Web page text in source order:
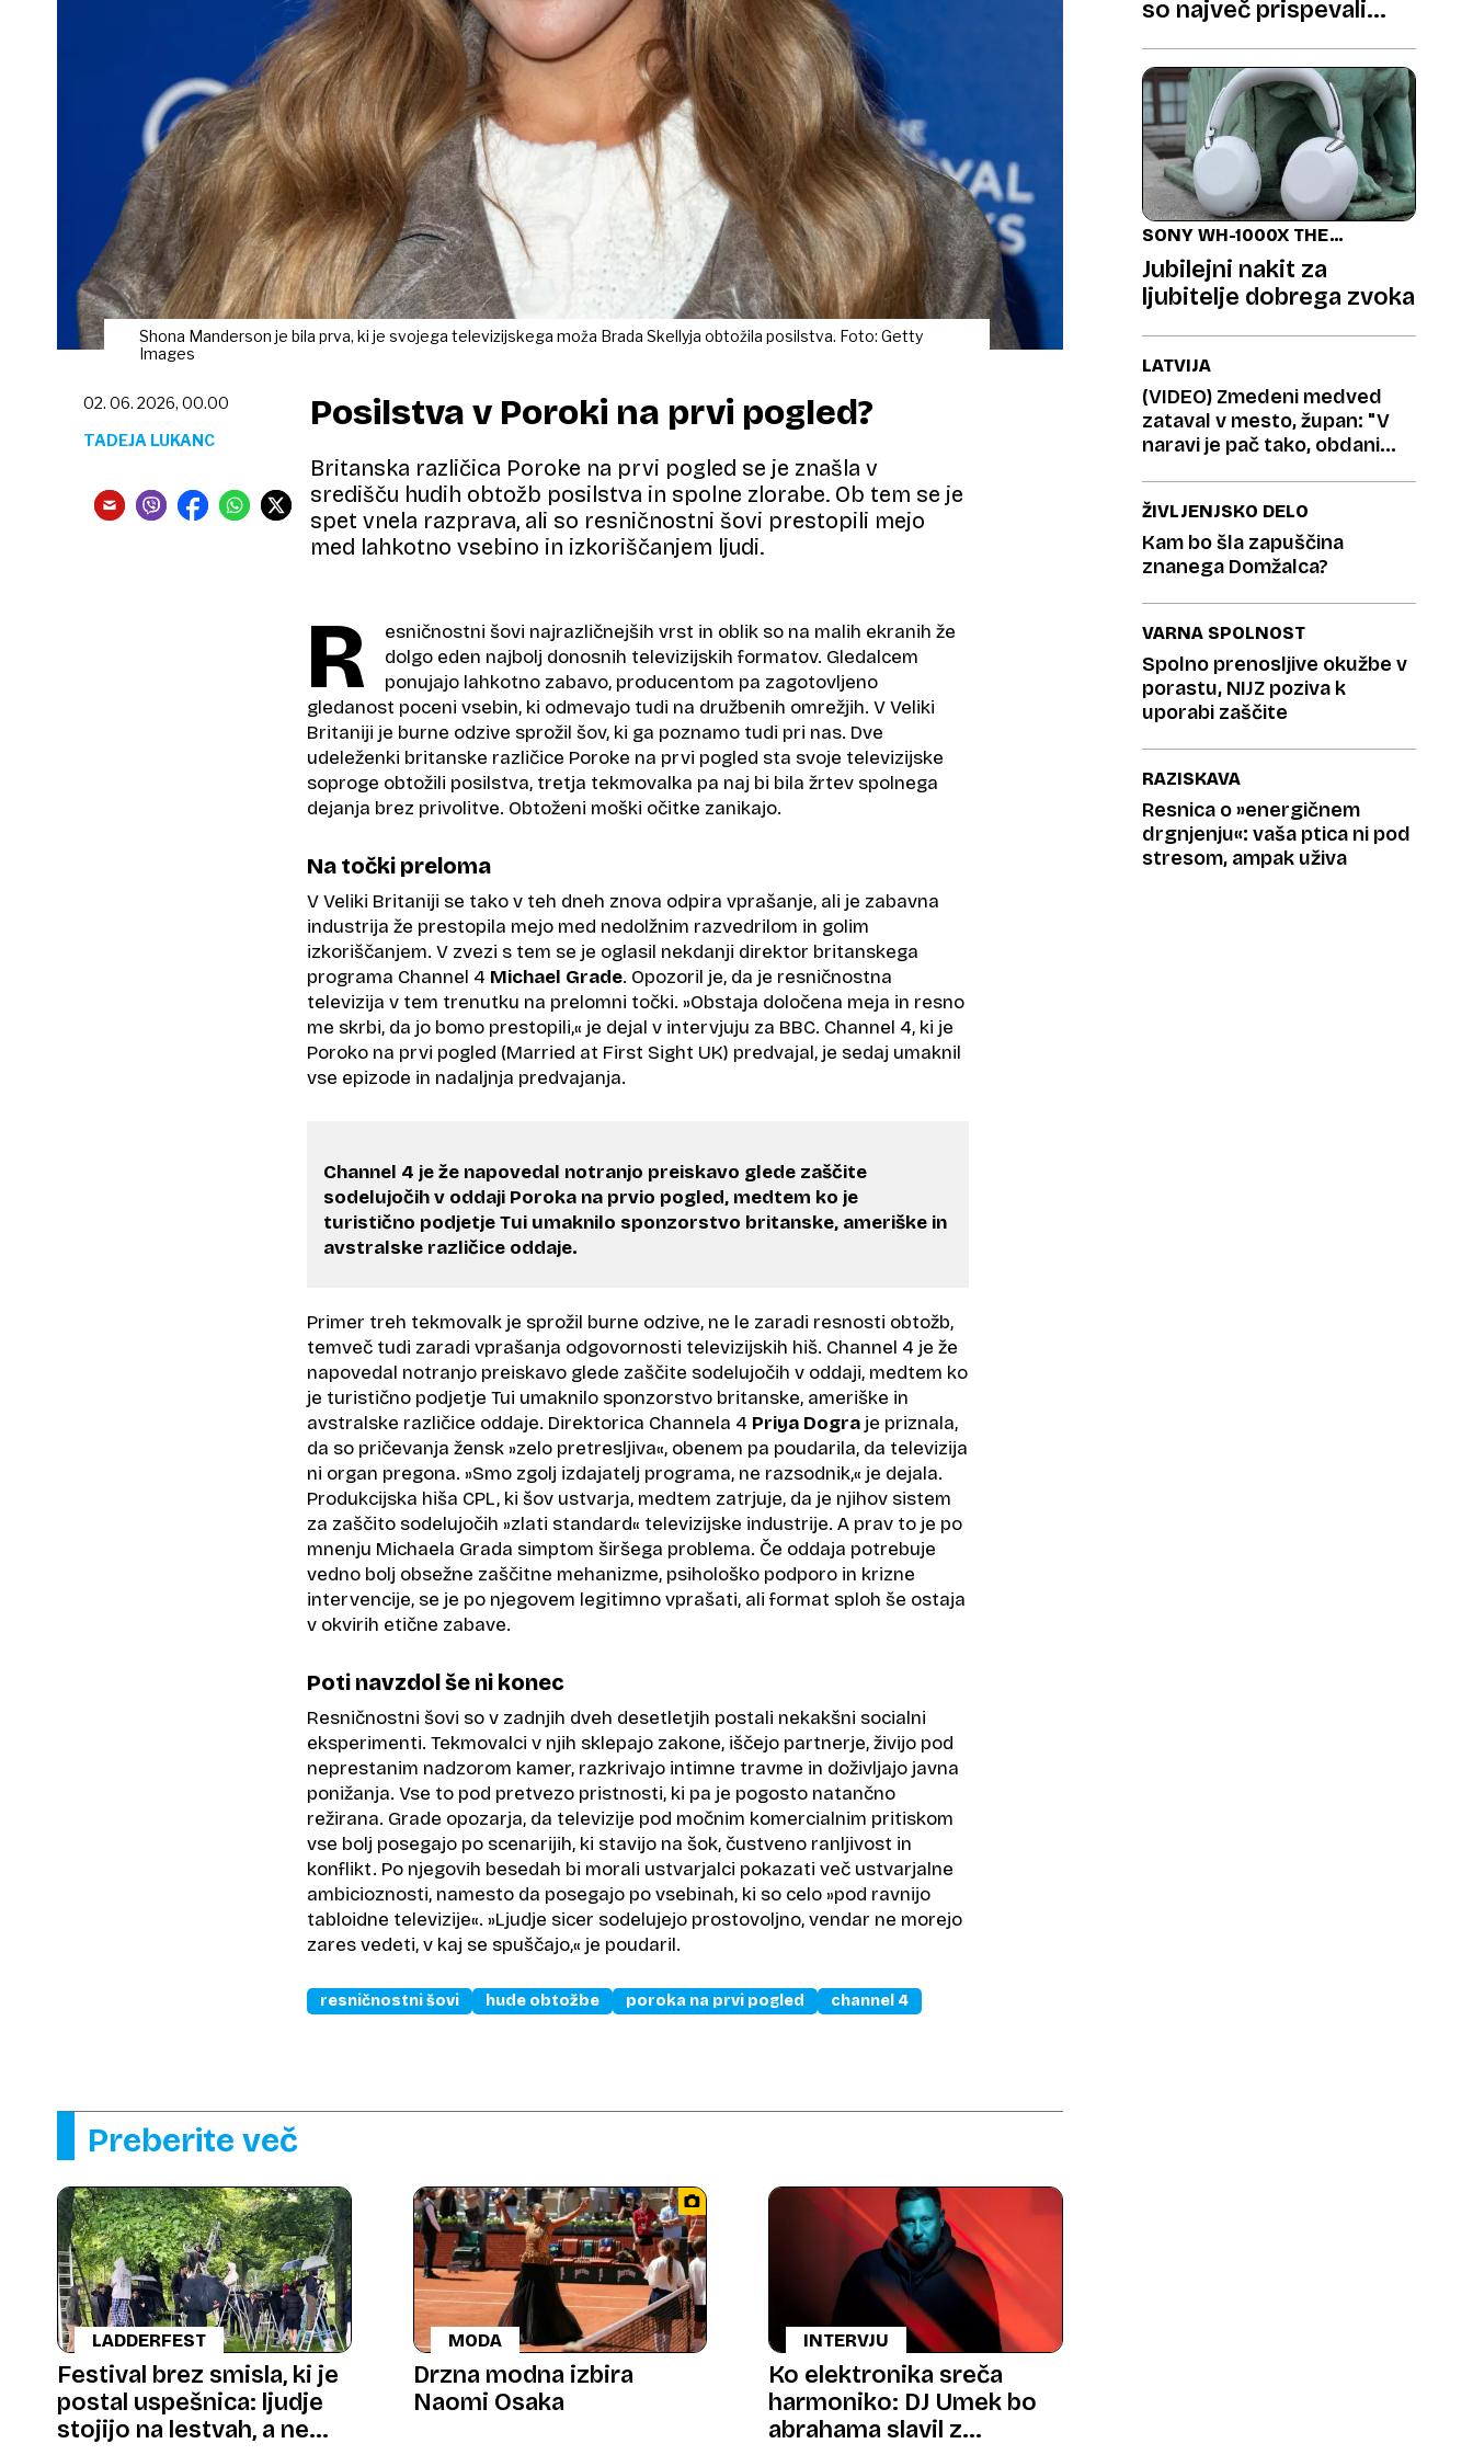
Shona Manderson je bila prva, ki je svojega televizijskega moža Brada Skellyja obtožila posilstva. Foto: Getty
Images
Posilstva v Poroki na prvi pogled?
Britanska različica Poroke na prvi pogled se je znašla v
središču hudih obtožb posilstva in spolne zlorabe. Ob tem se je
spet vnela razprava, ali so resničnostni šovi prestopili mejo
med lahkotno vsebino in izkoriščanjem ljudi.
02. 06. 2026, 00.00
TADEJA LUKANC
R
esničnostni šovi najrazličnejših vrst in oblik so na malih ekranih že
dolgo eden najbolj donosnih televizijskih formatov. Gledalcem
ponujajo lahkotno zabavo, producentom pa zagotovljeno
gledanost poceni vsebin, ki odmevajo tudi na družbenih omrežjih. V Veliki
Britaniji je burne odzive sprožil šov, ki ga poznamo tudi pri nas. Dve
udeleženki britanske različice Poroke na prvi pogled sta svoje televizijske
soproge obtožili posilstva, tretja tekmovalka pa naj bi bila žrtev spolnega
dejanja brez privolitve. Obtoženi moški očitke zanikajo.
Na točki preloma
V Veliki Britaniji se tako v teh dneh znova odpira vprašanje, ali je zabavna
industrija že prestopila mejo med nedolžnim razvedrilom in golim
izkoriščanjem. V zvezi s tem se je oglasil nekdanji direktor britanskega
programa Channel 4 Michael Grade. Opozoril je, da je resničnostna
televizija v tem trenutku na prelomni točki. »Obstaja določena meja in resno
me skrbi, da jo bomo prestopili,« je dejal v intervjuju za BBC. Channel 4, ki je
Poroko na prvi pogled (Married at First Sight UK) predvajal, je sedaj umaknil
vse epizode in nadaljnja predvajanja.
Channel 4 je že napovedal notranjo preiskavo glede zaščite
sodelujočih v oddaji Poroka na prvio pogled, medtem ko je
turistično podjetje Tui umaknilo sponzorstvo britanske, ameriške in
avstralske različice oddaje.
Primer treh tekmovalk je sprožil burne odzive, ne le zaradi resnosti obtožb,
temveč tudi zaradi vprašanja odgovornosti televizijskih hiš. Channel 4 je že
napovedal notranjo preiskavo glede zaščite sodelujočih v oddaji, medtem ko
je turistično podjetje Tui umaknilo sponzorstvo britanske, ameriške in
avstralske različice oddaje. Direktorica Channela 4 Priya Dogra je priznala,
da so pričevanja žensk »zelo pretresljiva«, obenem pa poudarila, da televizija
ni organ pregona. »Smo zgolj izdajatelj programa, ne razsodnik,« je dejala.
Produkcijska hiša CPL, ki šov ustvarja, medtem zatrjuje, da je njihov sistem
za zaščito sodelujočih »zlati standard« televizijske industrije. A prav to je po
mnenju Michaela Grada simptom širšega problema. Če oddaja potrebuje
vedno bolj obsežne zaščitne mehanizme, psihološko podporo in krizne
intervencije, se je po njegovem legitimno vprašati, ali format sploh še ostaja
v okvirih etične zabave.
Poti navzdol še ni konec
Resničnostni šovi so v zadnjih dveh desetletjih postali nekakšni socialni
eksperimenti. Tekmovalci v njih sklepajo zakone, iščejo partnerje, živijo pod
neprestanim nadzorom kamer, razkrivajo intimne travme in doživljajo javna
ponižanja. Vse to pod pretvezo pristnosti, ki pa je pogosto natančno
režirana. Grade opozarja, da televizije pod močnim komercialnim pritiskom
vse bolj posegajo po scenarijih, ki stavijo na šok, čustveno ranljivost in
konflikt. Po njegovih besedah bi morali ustvarjalci pokazati več ustvarjalne
ambicioznosti, namesto da posegajo po vsebinah, ki so celo »pod ravnijo
tabloidne televizije«. »Ljudje sicer sodelujejo prostovoljno, vendar ne morejo
zares vedeti, v kaj se spuščajo,« je poudaril.
resničnostni šovi hude obtožbe poroka na prvi pogled channel 4
so največ prispevali
zvezdniki
SONY WH-1000X THE
COLLEXION
Jubilejni nakit za
ljubitelje dobrega zvoka
LATVIJA
(VIDEO) Zmedeni medved
zataval v mesto, župan: "V
naravi je pač tako, obdani
ŽIVLJENJSKO DELO
Kam bo šla zapuščina
znanega Domžalca?
VARNA SPOLNOST
Spolno prenosljive okužbe v
porastu, NIJZ poziva k
uporabi zaščite
RAZISKAVA
Resnica o »energičnem
drgnjenju«: vaša ptica ni pod
stresom, ampak uživa
Preberite več
LADDERFEST
Festival brez smisla, ki je
postal uspešnica: ljudje
stojijo na lestvah, a ne
MODA
Drzna modna izbira
Naomi Osaka
INTERVJU
Ko elektronika sreča
harmoniko: DJ Umek bo
abrahama slavil z